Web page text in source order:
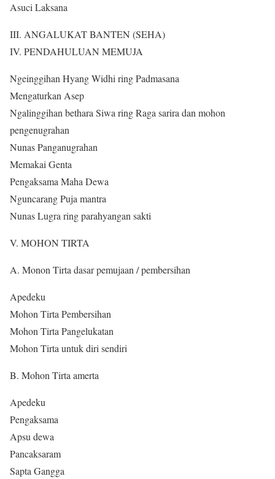
Asuci Laksana
III. ANGALUKAT BANTEN (SEHA)
IV. PENDAHULUAN MEMUJA
Ngeinggihan Hyang Widhi ring Padmasana
Mengaturkan Asep
Ngalinggihan bethara Siwa ring Raga sarira dan mohon
pengenugrahan
Nunas Panganugrahan
Memakai Genta
Pengaksama Maha Dewa
Nguncarang Puja mantra
Nunas Lugra ring parahyangan sakti
V. MOHON TIRTA
A. Monon Tirta dasar pemujaan / pembersihan
Apedeku
Mohon Tirta Pembersihan
Mohon Tirta Pangelukatan
Mohon Tirta untuk diri sendiri
B. Mohon Tirta amerta
Apedeku
Pengaksama
Apsu dewa
Pancaksaram
Sapta Gangga